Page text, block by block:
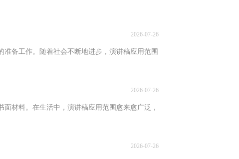
2026-07-26
备工作。随着社会不断地进步，演讲稿应用范围
2026-07-26
材料。在生活中，演讲稿应用范围愈来愈广泛，
2026-07-26